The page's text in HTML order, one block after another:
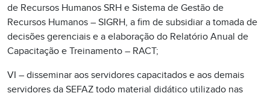
de Recursos Humanos SRH e Sistema de Gestão de
Recursos Humanos – SIGRH, a fim de subsidiar a tomada de
decisões gerenciais e a elaboração do Relatório Anual de
Capacitação e Treinamento – RACT;
VI – disseminar aos servidores capacitados e aos demais
servidores da SEFAZ todo material didático utilizado nas